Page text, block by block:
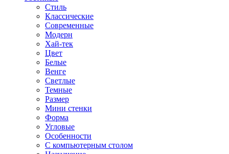
Стиль
Классические
Современные
Модерн
Хай-тек
Цвет
Белые
Венге
Светлые
Темные
Размер
Мини стенки
Форма
Угловые
Особенности
С компьютерным столом